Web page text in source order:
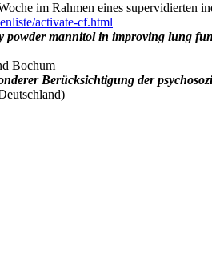
im Rahmen eines supervidierten
activate-cf.html
powder mannitol in improving lung
Bochum
Berücksichtigung der